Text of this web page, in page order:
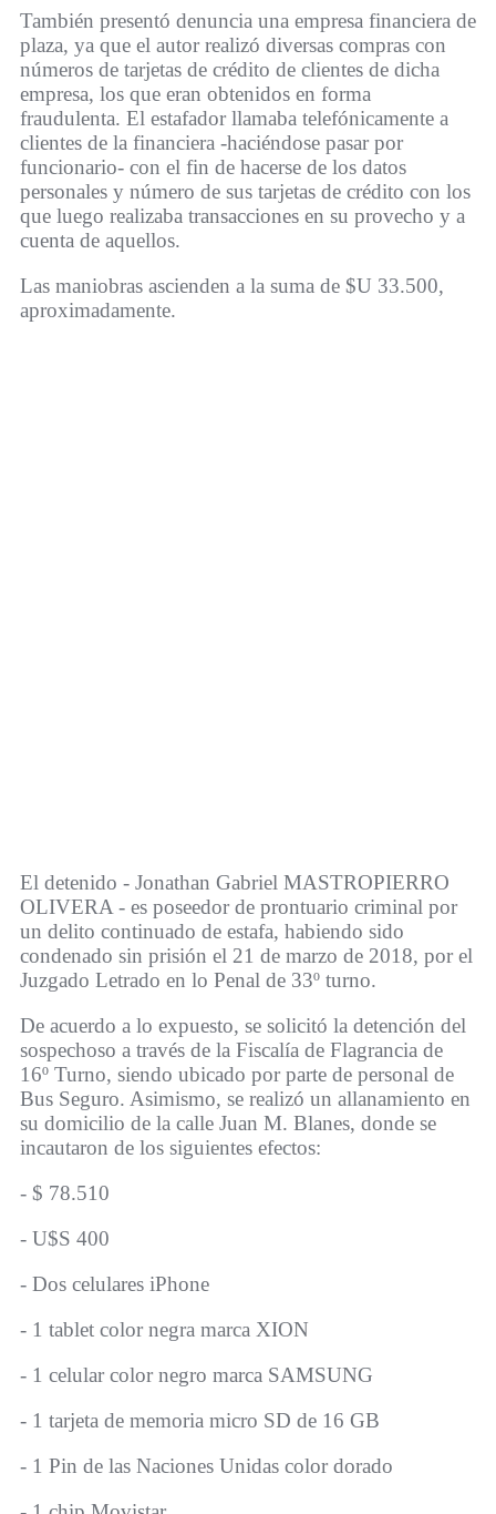
También presentó denuncia una empresa financiera de
plaza, ya que el autor realizó diversas compras con
números de tarjetas de crédito de clientes de dicha
empresa, los que eran obtenidos en forma
fraudulenta. El estafador llamaba telefónicamente a
clientes de la financiera -haciéndose pasar por
funcionario- con el fin de hacerse de los datos
personales y número de sus tarjetas de crédito con los
que luego realizaba transacciones en su provecho y a
cuenta de aquellos.
Las maniobras ascienden a la suma de $U 33.500,
aproximadamente.
El detenido - Jonathan Gabriel MASTROPIERRO
OLIVERA - es poseedor de prontuario criminal por
un delito continuado de estafa, habiendo sido
condenado sin prisión el 21 de marzo de 2018, por el
Juzgado Letrado en lo Penal de 33º turno.
De acuerdo a lo expuesto, se solicitó la detención del
sospechoso a través de la Fiscalía de Flagrancia de
16º Turno, siendo ubicado por parte de personal de
Bus Seguro. Asimismo, se realizó un allanamiento en
su domicilio de la calle Juan M. Blanes, donde se
incautaron de los siguientes efectos:
- $ 78.510
- U$S 400
- Dos celulares iPhone
- 1 tablet color negra marca XION
- 1 celular color negro marca SAMSUNG
- 1 tarjeta de memoria micro SD de 16 GB
- 1 Pin de las Naciones Unidas color dorado